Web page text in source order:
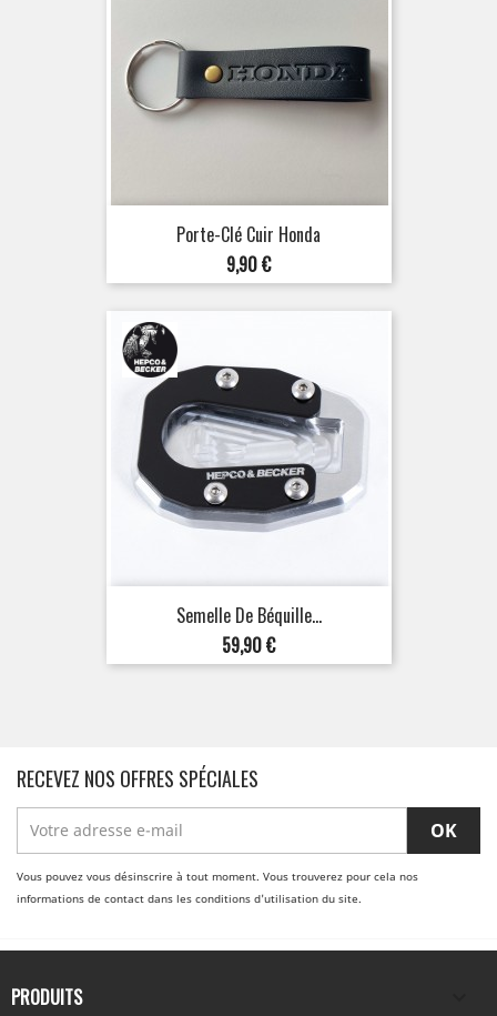
Porte-Clé Cuir Honda
Prix
9,90 €
Semelle De Béquille...
Prix
59,90 €
RECEVEZ NOS OFFRES SPÉCIALES
Vous pouvez vous désinscrire à tout moment. Vous trouverez pour cela nos
informations de contact dans les conditions d'utilisation du site.
PRODUITS